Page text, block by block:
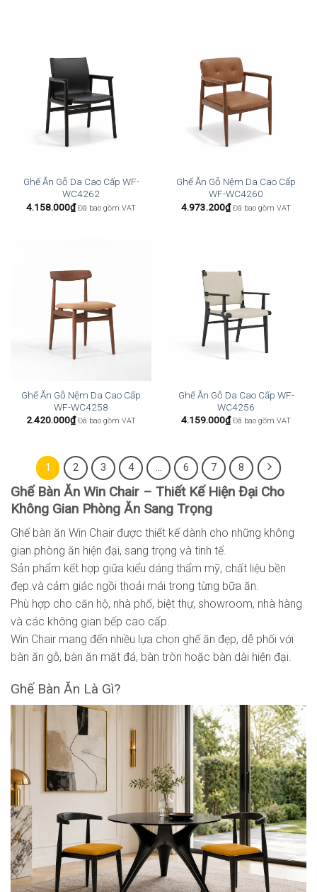
Ghế Ăn Gỗ Da Cao Cấp WF-
WC4262
4.158.000₫ Đã bao gồm VAT
Ghế Ăn Gỗ Nệm Da Cao Cấp
WF-WC4260
4.973.200₫ Đã bao gồm VAT
Ghế Ăn Gỗ Nệm Da Cao Cấp
WF-WC4258
2.420.000₫ Đã bao gồm VAT
Ghế Ăn Gỗ Da Cao Cấp WF-
WC4256
4.159.000₫ Đã bao gồm VAT
1 2 3 4 … 6 7 8
Ghế Bàn Ăn Win Chair – Thiết Kế Hiện Đại Cho
Không Gian Phòng Ăn Sang Trọng
Ghế bàn ăn Win Chair được thiết kế dành cho những không
gian phòng ăn hiện đại, sang trọng và tinh tế.
Sản phẩm kết hợp giữa kiểu dáng thẩm mỹ, chất liệu bền
đẹp và cảm giác ngồi thoải mái trong từng bữa ăn.
Phù hợp cho căn hộ, nhà phố, biệt thự, showroom, nhà hàng
và các không gian bếp cao cấp.
Win Chair mang đến nhiều lựa chọn ghế ăn đẹp, dễ phối với
bàn ăn gỗ, bàn ăn mặt đá, bàn tròn hoặc bàn dài hiện đại.
Ghế Bàn Ăn Là Gì?